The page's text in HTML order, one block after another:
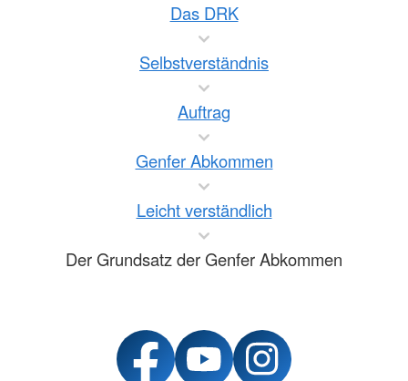
Das DRK
Selbstverständnis
Auftrag
Genfer Abkommen
Leicht verständlich
Der Grundsatz der Genfer Abkommen